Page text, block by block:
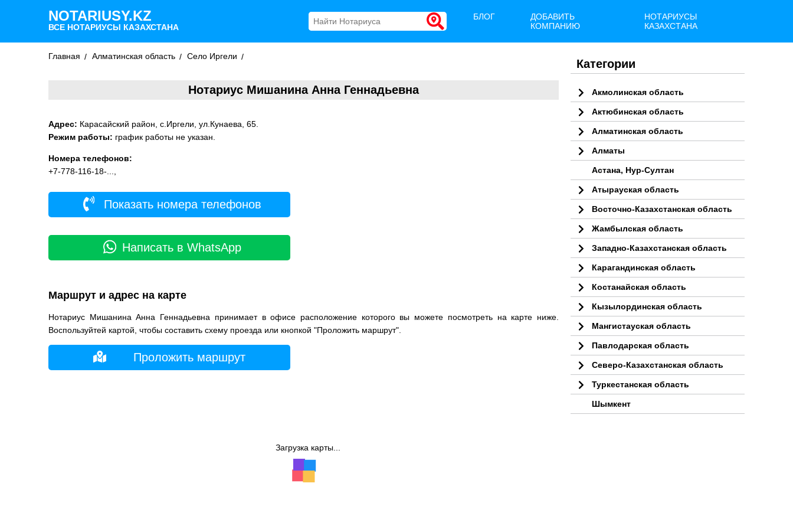
NOTARIUSY.KZ
ВСЕ НОТАРИУСЫ КАЗАХСТАНА
БЛОГ
ДОБАВИТЬ
КОМПАНИЮ
НОТАРИУСЫ
КАЗАХСТАНА
Главная Алматинская область Село Иргели
Нотариус Мишанина Анна Геннадьевна
Адрес: Карасайский район, с.Иргели, ул.Кунаева, 65.
Режим работы: график работы не указан.
Номера телефонов:
+7-778-116-18-...,
Показать номера телефонов
Написать в WhatsApp
Маршрут и адрес на карте
Нотариус Мишанина Анна Геннадьевна принимает в офисе расположение которого вы можете посмотреть на карте ниже.
Воспользуйтей картой, чтобы составить схему проезда или кнопкой "Проложить маршрут".
Проложить маршрут
Загрузка карты...
Категории
Акмолинская область
Актюбинская область
Алматинская область
Алматы
Астана, Нур-Султан
Атырауская область
Восточно-Казахстанская область
Жамбылская область
Западно-Казахстанская область
Карагандинская область
Костанайская область
Кызылординская область
Мангистауская область
Павлодарская область
Северо-Казахстанская область
Туркестанская область
Шымкент